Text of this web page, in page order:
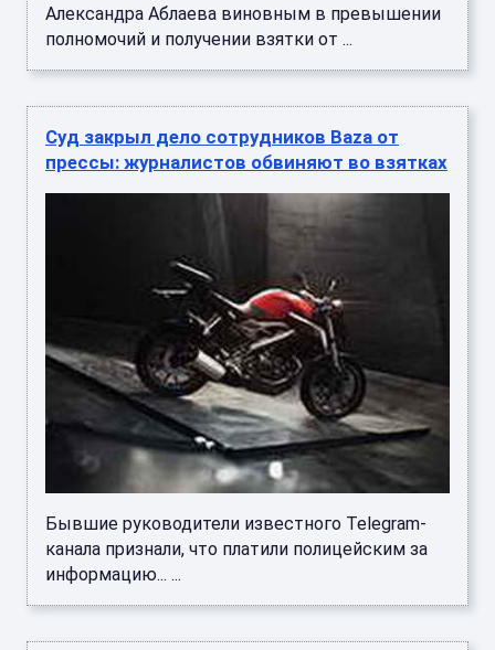
Александра Аблаева виновным в превышении
полномочий и получении взятки от ...
Суд закрыл дело сотрудников Baza от
прессы: журналистов обвиняют во взятках
Бывшие руководители известного Telegram-
канала признали, что платили полицейским за
информацию... ...